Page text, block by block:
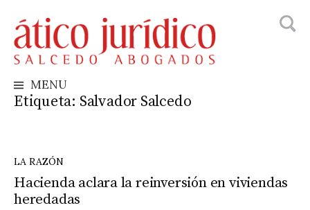
to
content
MENU
Etiqueta: Salvador Salcedo
LA RAZÓN
Hacienda aclara la reinversión en viviendas
heredadas